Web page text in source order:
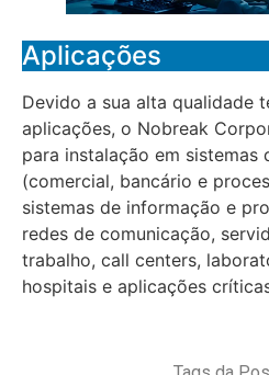
Aplicações
Devido a sua alta qualidade
aplicações, o Nobreak
para instalação em sistemas
(comercial, bancário e
sistemas de informação e
redes de comunicação,
trabalho, call centers,
hospitais e aplicações